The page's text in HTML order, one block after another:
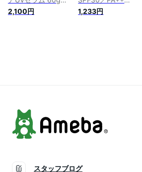
SPF50 PA+++ ノン
ケミカル 花王 Curel
2,100円
50g【医薬部外品】
1,233円
スタッフブログ